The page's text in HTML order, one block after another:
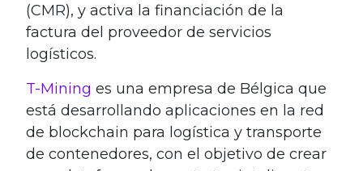
(CMR), y activa la financiación de la
factura del proveedor de servicios
logísticos.
T-Mining es una empresa de Bélgica que
está desarrollando aplicaciones en la red
de blockchain para logística y transporte
de contenedores, con el objetivo de crear